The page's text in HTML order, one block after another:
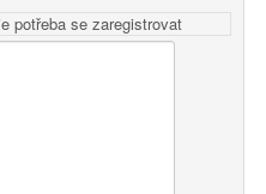
potřeba se zaregistrovat